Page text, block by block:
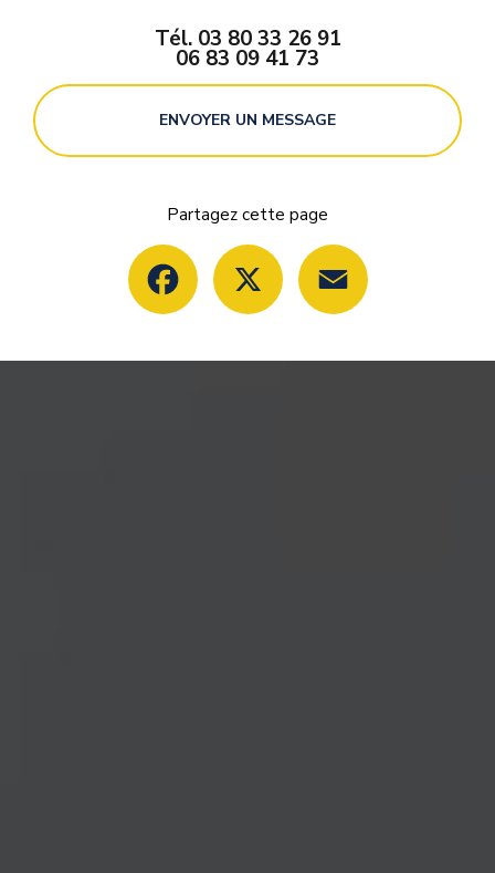
Tél. 03 80 33 26 91
06 83 09 41 73
ENVOYER UN MESSAGE
Partagez cette page
Facebook